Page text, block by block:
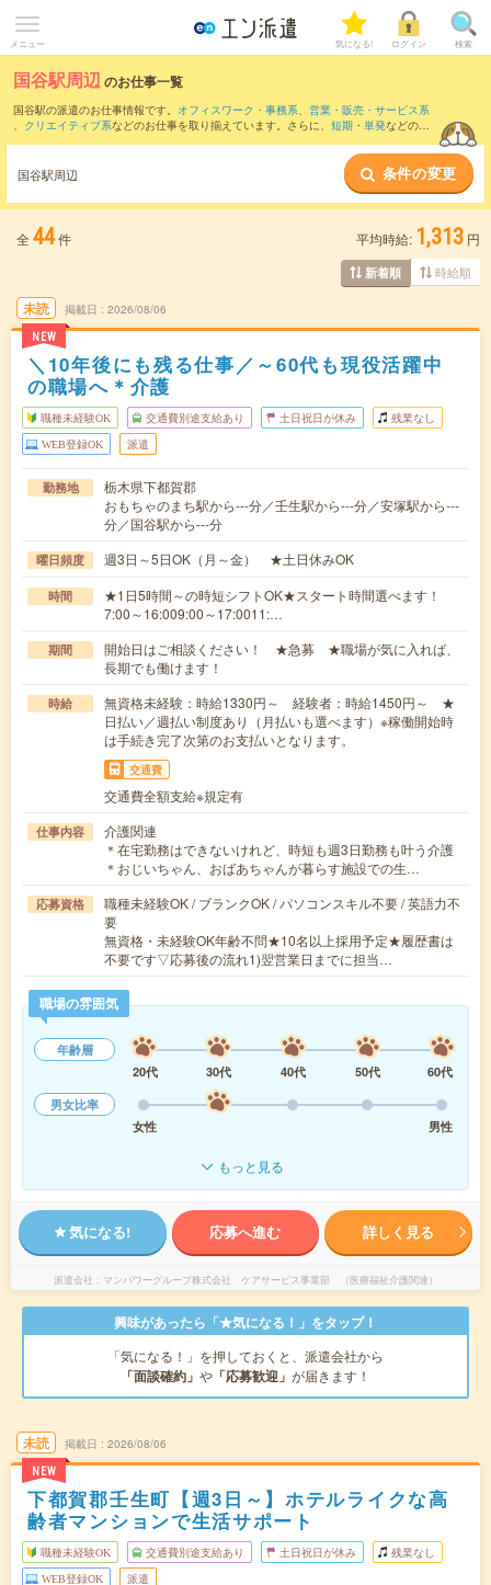
メニュー 気になる! ログイン 検索
国谷駅周辺のお仕事一覧
国谷駅の派遣のお仕事情報です。 オフィスワーク・事務系、 営業・販売・サービス系
、 クリエイティブ系などのお仕事を取り揃えています。さらに、 短期 ・ 単発などの期
また、宇都宮駅
など近隣駅のお仕事もご
確認いただけます。
国谷駅周辺 条件の変更
全 44件 平均時給: 1,313 円
新着順 時給順
未読
NEW
掲載日 2026/08/06
＼10年後にも残る仕事／～60代も現役活躍中
の職場へ＊介護
職種未経験OK 交通費別途支給あり 土日祝日が休み 残業なし
WEB登録OK 派遣
勤務地
栃木県下都賀郡
おもちゃのまち駅から---分／壬生駅から---分／安塚駅から---
分／国谷駅から---分
曜日頻度 週3日～5日OK（月～金） ★土日休みOK
時間
★1日5時間～の時短シフトOK★スタート時間選べます！
7:00～16:009:00～17:0011:…
期間
開始日はご相談ください！ ★急募 ★職場が気に入れば、
長期でも働けます！
時給
無資格未経験：時給1330円～ 経験者：時給1450円～ ★
日払い／週払い制度あり（月払いも選べます）※稼働開始時
は手続き完了次第のお支払いとなります。
交通費
交通費全額支給※規定有
仕事内容
介護関連
＊在宅勤務はできないけれど、時短も週3日勤務も叶う介護
＊おじいちゃん、おばあちゃんが暮らす施設での生…
応募資格
職種未経験OK / ブランクOK / パソコンスキル不要 / 英語力不
要
無資格・未経験OK年齢不問★10名以上採用予定★履歴書は
不要です▽応募後の流れ1)翌営業日までに担当…
職場の雰囲気
年齢層
20代
30代 40代 50代
60代
男女比率
女性
男性
もっと見る
気になる! 応募へ進む 詳しく見る
派遣会社 マンパワーグループ株式会社 ケアサービス事業部 （医療福祉介護関連）
興味があったら「★気になる！」をタップ！
「気になる！」を押しておくと、派遣会社から
「面談確約」 や 「応募歓迎」 が届きます！
未読
NEW
掲載日 2026/08/06
下都賀郡壬生町【週3日～】ホテルライクな高
齢者マンションで生活サポート
職種未経験OK 交通費別途支給あり 土日祝日が休み 残業なし
WEB登録OK 派遣